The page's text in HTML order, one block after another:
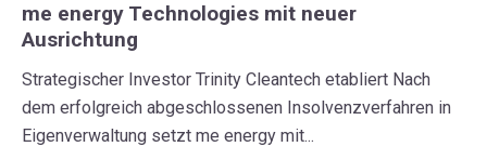
me energy Technologies mit neuer
Ausrichtung
Strategischer Investor Trinity Cleantech etabliert Nach
dem erfolgreich abgeschlossenen Insolvenzverfahren in
Eigenverwaltung setzt me energy mit...